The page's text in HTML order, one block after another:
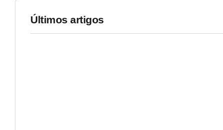
Últimos artigos